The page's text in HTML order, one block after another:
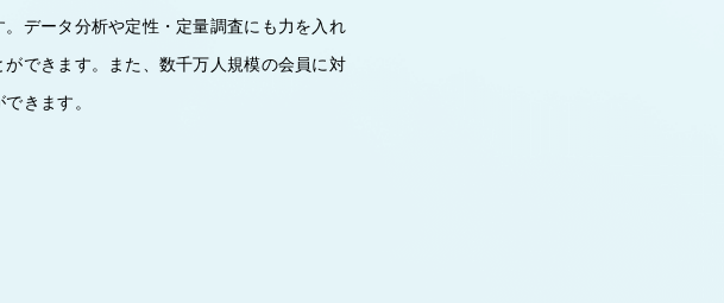
データ分析や定性・定量調査にも力を入れ
できます。また、数千万人規模の会員に対
きます。